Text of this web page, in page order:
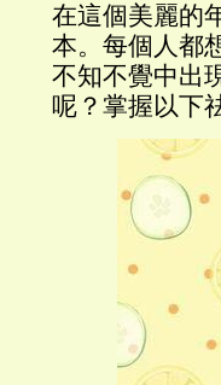
在這個美麗的
本。每個人都
不知不覺中出
呢？掌握以下